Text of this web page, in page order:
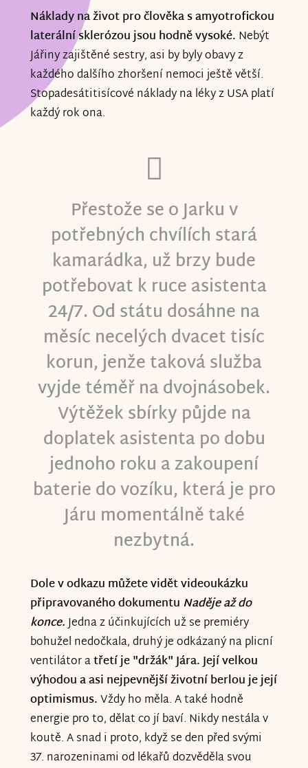
Náklady na život pro člověka s amyotrofickou
laterální sklerózou jsou hodně vysoké. Nebýt
Jářiny zajištěné sestry, asi by byly obavy z
každého dalšího zhoršení nemoci ještě větší.
Stopadesátitisícové náklady na léky z USA platí
každý rokona.
Přestože se o Jarku v
potřebných chvílích stará
kamarádka, už brzy bude
potřebovat k ruce asistenta
24/7. Od státu dosáhne na
měsíc necelých dvacet tisíc
korun, jenže taková služba
vyjde téměř na dvojnásobek.
Výtěžek sbírky půjde na
doplatek asistenta po dobu
jednoho roku a zakoupení
baterie do vozíku, která je pro
Járu momentálně také
nezbytná.
Dole v odkazu můžete vidět videoukázku
připravovaného dokumentu Naděje až do
konce.Jedna z účinkujících už se premiéry
bohužel nedočkala, druhý je odkázaný na plicní
ventilátor atřetí je "držák" Jára. Její velkou
výhodou a asi nejpevnější životní berlou je její
optimismus.Vždy ho měla. A také hodně
energie pro to, dělat co jí baví. Nikdy nestála v
koutě. A snad i proto, když se den před svými
37. narozeninami od lékařů dozvěděla svou